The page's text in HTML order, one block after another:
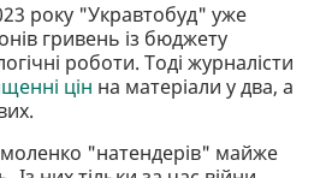
року "Укравтобуд" уже
гривень із бюджету
роботи. Тоді журналісти
цін на матеріали у два, а
"натендерів" майже